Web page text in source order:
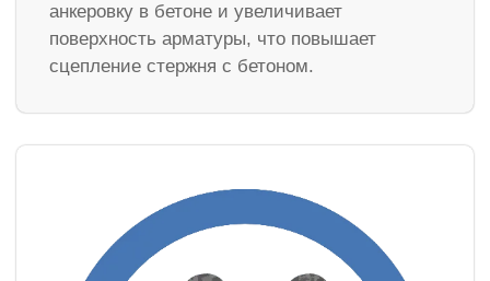
анкеровку в бетоне и увеличивает
поверхность арматуры, что повышает
сцепление стержня с бетоном.